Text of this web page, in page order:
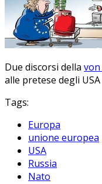
Due discorsi dellavon
alle pretese degli
Tags:
Europa
unione europea
USA
Russia
Nato